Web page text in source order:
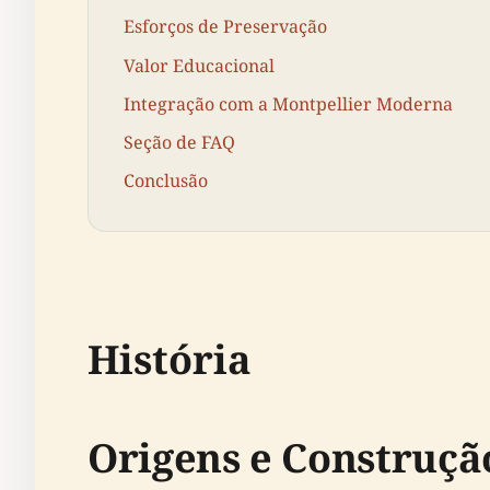
Esforços de Preservação
Valor Educacional
Integração com a Montpellier Moderna
Seção de FAQ
Conclusão
História
Origens e